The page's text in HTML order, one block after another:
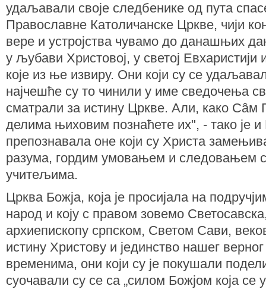
удаљавали своје следбенике од пута
Православне Католичанске Цркве, чији
вере и устројства чувамо до данашњих
у љубави Христовој, у светој
које из ње извиру. Они који су се
најчешће су то чинили у име сведочења
сматрали за истину Цркве. Али, како Сâм
делима њиховим познаћете их", - тако је
препознавала оне који су Христа
разума, гордим умовањем и следовањем
учитељима.
Црква Божја, која је просијала на
народ и коју с правом зовемо
архиепископу српском, Светом Сави,
истину Христову и јединство нашег
временима, они који су је покушали
суочавали су се са „силом Божјом која се